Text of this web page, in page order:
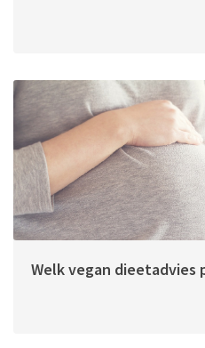
Welk vegan dieetadvies